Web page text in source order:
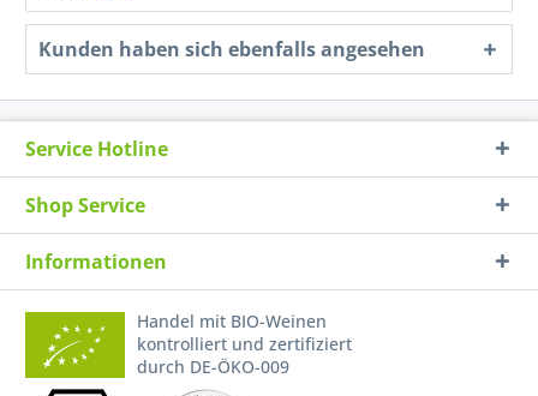
Kunden haben sich ebenfalls angesehen
Service Hotline
Shop Service
Informationen
Handel mit BIO-Weinen
kontrolliert und zertifiziert
durch DE-ÖKO-009